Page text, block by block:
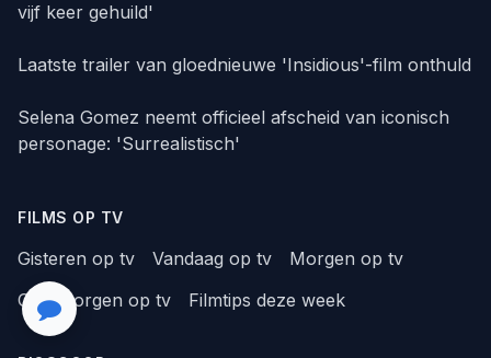
vijf keer gehuild'
Laatste trailer van gloednieuwe 'Insidious'-film onthuld
Selena Gomez neemt officieel afscheid van iconisch
personage: 'Surrealistisch'
FILMS OP TV
Gisteren op tv Vandaag op tv
Morgen op tv
Overmorgen op tv
Filmtips deze week